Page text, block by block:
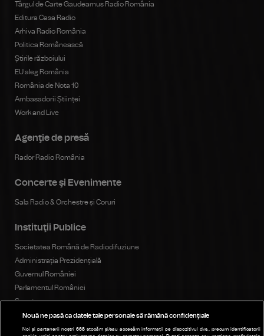
Târgul de Carte Gaudeamus Radio România
Editura Casa Radio
Arhiva Radio România
Politica Românească
Știrile războiului
EU aleg România
România de Nota 10
Ambasadorii Științei
Work and Live
Agenţie de presă
Rador Radio România
Concerte şi Evenimente
Sala Radio & Orchestre și Coruri
Instituţii Publice
Societatea Română de Radiodifuziune
Administrația Prezidențială
Guvernul României
Parlamentul României
Senat
Camera Deputaților
Consiliul Național al Audiovizualului
Nouă ne pasă ca datele tale personale să rămână confidențiale
Noi și partenerii noștri668 stocăm și/sau accesăm informații pe dispozitivul dvs., precum identificatorii